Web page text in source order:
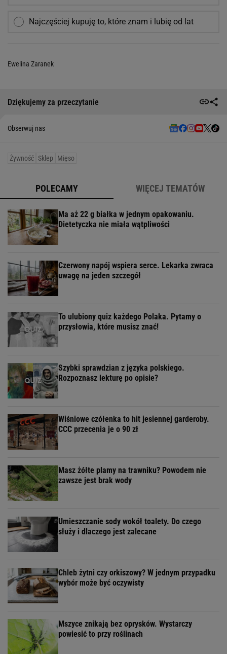
Najczęściej kupuję to, które znam i lubię od lat
Ewelina Zaranek
Dziękujemy za przeczytanie
Obserwuj nas
Żywność Sklep Mięso
POLECAMY WIĘCEJ TEMATÓW
Ma aż 22 g białka w jednym opakowaniu.
Dietetyczka nie miała wątpliwości
Czerwony napój wspiera serce. Lekarka zwraca
uwagę na jeden szczegół
To ulubiony quiz każdego Polaka. Pytamy o
przysłowia, które musisz znać!
Szybki sprawdzian z języka polskiego.
Rozpoznasz lekturę po opisie?
Wiśniowe czółenka to hit jesiennej garderoby.
CCC przecenia je o 90 zł
Masz żółte plamy na trawniku? Powodem nie
zawsze jest brak wody
Umieszczanie sody wokół toalety. Do czego
służy i dlaczego jest zalecane
Chleb żytni czy orkiszowy? W jednym przypadku
wybór może być oczywisty
Mszyce znikają bez oprysków. Wystarczy
powiesić to przy roślinach